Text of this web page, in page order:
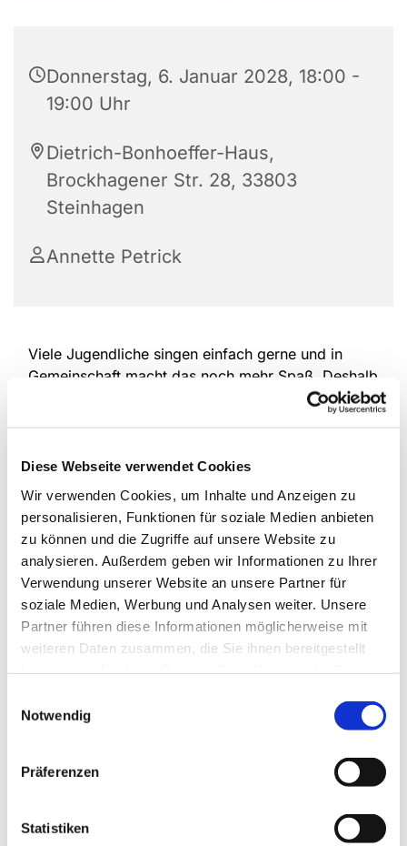
Diese Webseite verwendet Cookies
Wir verwenden Cookies, um Inhalte und Anzeigen zu
personalisieren, Funktionen für soziale Medien anbieten
zu können und die Zugriffe auf unsere Website zu
analysieren. Außerdem geben wir Informationen zu Ihrer
Verwendung unserer Website an unsere Partner für
soziale Medien, Werbung und Analysen weiter. Unsere
Partner führen diese Informationen möglicherweise mit
weiteren Daten zusammen, die Sie ihnen bereitgestellt
Notwendig
Präferenzen
Statistiken
Donnerstag, 6. Januar 2028, 18:00 -
19:00 Uhr
Dietrich-Bonhoeffer-Haus,
Brockhagener Str. 28, 33803
Steinhagen
Annette Petrick
Viele Jugendliche singen einfach gerne und in
Gemeinschaft macht das noch mehr Spaß. Deshalb
treffen sich die drei Kinderchorgruppen unserer
Gemeinde jede Woche, um das gemeinsam zu tun.
Lieder, die altersgerecht und spielerisch eingeführt
kurz und manchmal erklingen auch Instrumente.
Anette Petrick, Tel. 0151 / 72 14 02 57
Mail:petrick@kirche-steinhagen.de